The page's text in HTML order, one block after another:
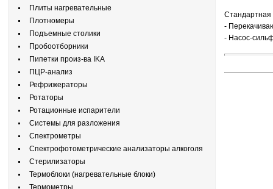
Плиты нагревательные
Плотномеры
Подъемные столики
Пробоотборники
Пипетки произ-ва IKA
ПЦР-анализ
Рефрижераторы
Ротаторы
Ротационные испарители
Системы для разложения
Спектрометры
Спектрофотометрические анализаторы алкоголя
Стерилизаторы
Термоблоки (нагревательные блоки)
Термометры
Стандартная
-
- Насос-